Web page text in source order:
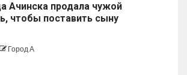
Ачинска продала чужой
чтобы поставить сыну
Город А